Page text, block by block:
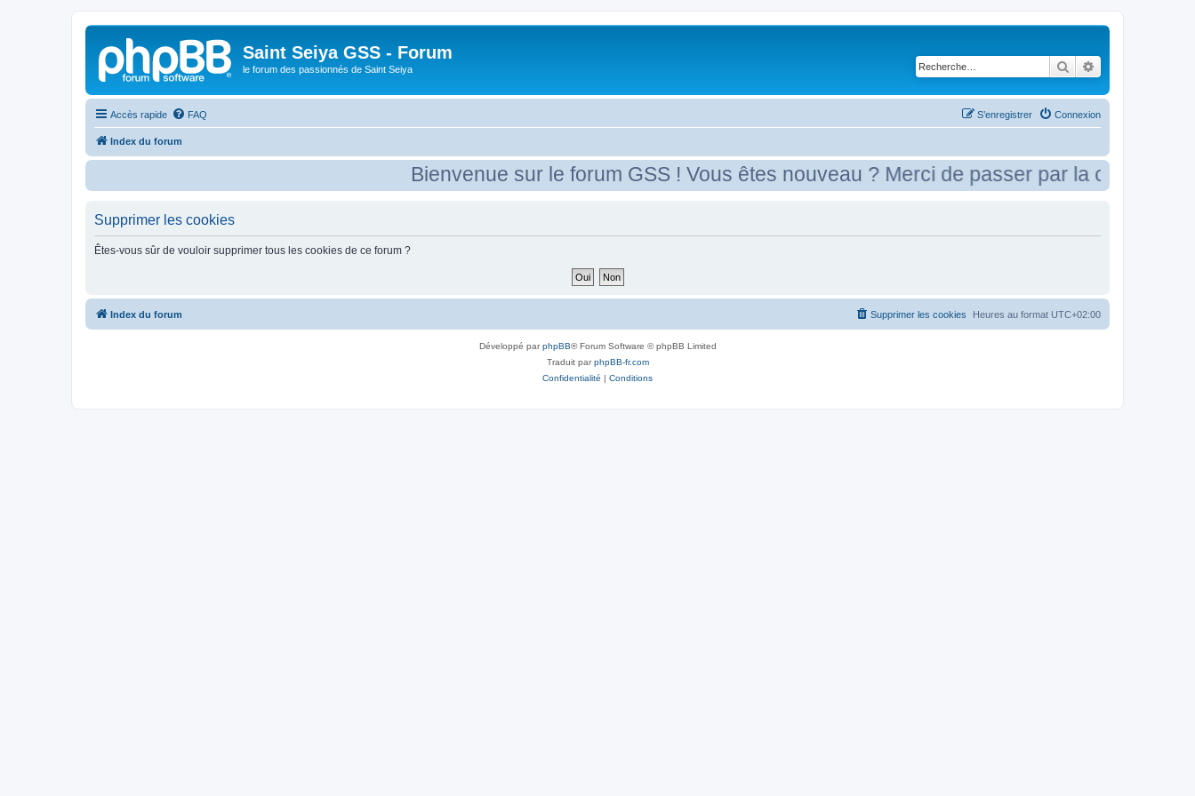
Saint Seiya GSS - Forum
le forum des passionnés de Saint Seiya Rechercher
Accès rapide FAQ Connexion
S’enregistrer
Index du forum
Bienvenue sur le forum GSS ! Vous êtes nouveau ? Merci de passer par la case
Supprimer les cookies
Êtes-vous sûr de vouloir supprimer tous les cookies de ce forum ?
Index du forum Heures au format UTC+02:00
Supprimer les cookies
Développé parphpBB® Forum Software © phpBB Limited
Traduit parphpBB-fr.com
Confidentialité | Conditions